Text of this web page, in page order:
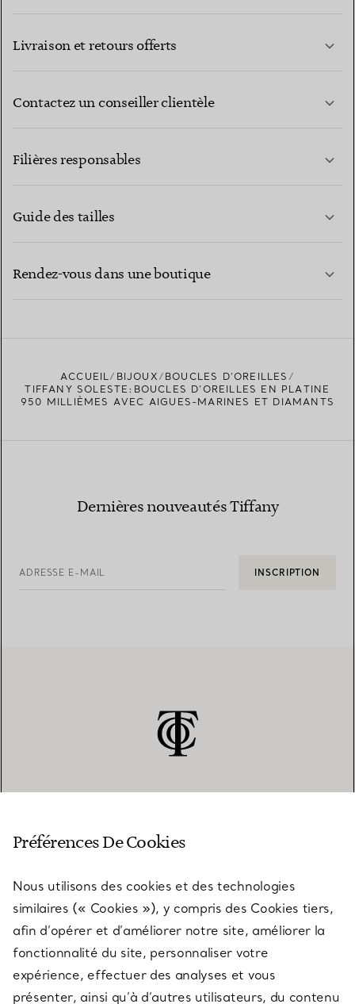
Livraison et retours offerts
Contactez un conseiller clientèle
Filières responsables
Guide des tailles
Rendez-vous dans une boutique
TROUVEZ LA BOUTIQUE LA PLUS PROCHE
ACCUEIL BIJOUX
BOUCLES D’OREILLES
TIFFANY SOLESTE:BOUCLES D’OREILLES EN PLATINE
950 MILLIÈMES AVEC AIGUES-MARINES ET DIAMANTS
Dernières nouveautés Tiffany
ADRESSE E-MAIL INSCRIPTION
SERVICES
À PROPOS
Préférences De Cookies
Nous utilisons des cookies et des technologies
similaires (« Cookies »), y compris des Cookies tiers,
afin d’opérer et d’améliorer notre site, améliorer la
fonctionnalité du site, personnaliser votre
expérience, effectuer des analyses et vous
présenter, ainsi qu’à d’autres utilisateurs, du contenu